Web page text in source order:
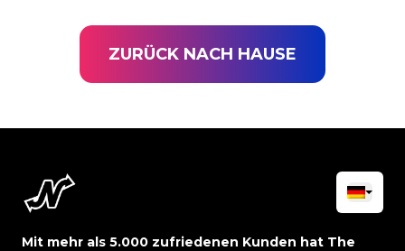
ZURÜCK NACH HAUSE
Mit mehr als 5.000 zufriedenen Kunden hat The